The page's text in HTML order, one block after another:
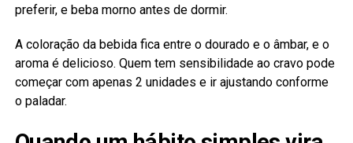
preferir, e beba morno antes de dormir.
A coloração da bebida fica entre o dourado e o âmbar, e o
aroma é delicioso. Quem tem sensibilidade ao cravo pode
começar com apenas 2 unidades e ir ajustando conforme
o paladar.